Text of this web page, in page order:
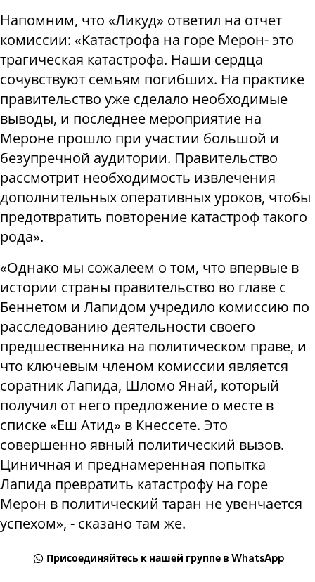
Напомним, что «Ликуд» ответил ​​на отчет
комиссии: «Катастрофа на горе Мерон- это
трагическая катастрофа. Наши сердца
сочувствуют семьям погибших. На практике
правительство уже сделало необходимые
выводы, и последнее мероприятие на
Мероне прошло при участии большой и
безупречной аудитории. Правительство
рассмотрит необходимость извлечения
дополнительных оперативных уроков, чтобы
предотвратить повторение катастроф такого
рода».
«Однако мы сожалеем о том, что впервые в
истории страны правительство во главе с
Беннетом и Лапидом учредило комиссию по
расследованию деятельности своего
предшественника на политическом праве, и
что ключевым членом комиссии является
соратник Лапида, Шломо Янай, который
получил от него предложение о месте в
списке «Еш Атид» в Кнессете. Это
совершенно явный политический вызов.
Циничная и преднамеренная попытка
Лапида превратить катастрофу на горе
Мерон в политический таран не увенчается
успехом», - сказано там же.
Присоединяйтесь к нашей группе в WhatsApp